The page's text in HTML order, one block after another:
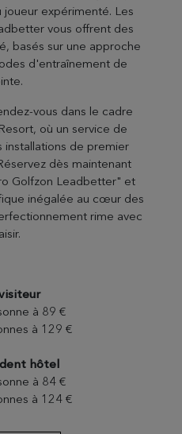
expérimenté. Les
vous offrent des
basés sur une approche
d'entraînement de
vous dans le cadre
où un service de
installations de premier
dès maintenant
Golfzon Leadbetter" et
inégalée au cœur des
rime avec
à 89 €
à 129 €
hôtel
à 84 €
à 124 €